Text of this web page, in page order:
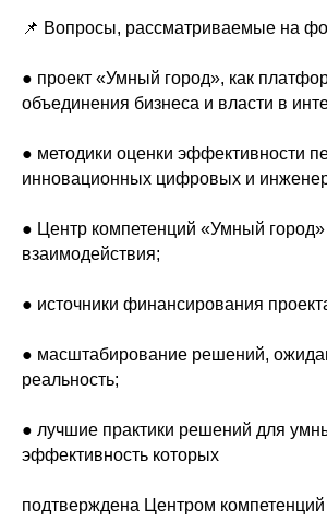
📌 Вопросы, рассматриваемые на
● проект «Умный город», как
объединения бизнеса и власти в
● методики оценки эффективности
инновационных цифровых и
● Центр компетенций «Умный
взаимодействия;
● источники финансирования
● масштабирование решений,
реальность;
● лучшие практики решений для
эффективность которых
подтверждена Центром